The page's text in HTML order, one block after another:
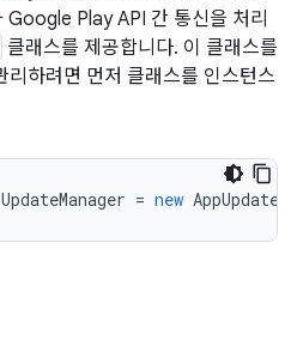
Play API 간 통신을 처리
클래스를 제공합니다. 이 클래스를
리하려면 먼저 클래스를 인스턴스
= new